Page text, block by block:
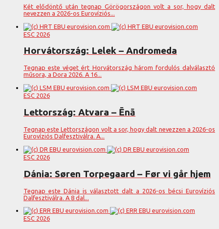
Két elődöntő után tegnap Görögországon volt a sor, hogy dalt
nevezzen a 2026-os Eurovíziós...
ESC 2026
Horvátország: Lelek – Andromeda
Tegnap este véget ért Horvátország három fordulós dalválasztó
műsora, a Dora 2026. A 16...
ESC 2026
Lettország: Atvara – Ēnā
Tegnap este Lettországon volt a sor, hogy dalt nevezzen a 2026-os
Eurovíziós Dalfesztiválra. A...
ESC 2026
Dánia: Søren Torpegaard – Før vi går hjem
Tegnap este Dánia is választott dalt a 2026-os bécsi Eurovíziós
Dalfesztiválra. A 8 dal...
ESC 2026